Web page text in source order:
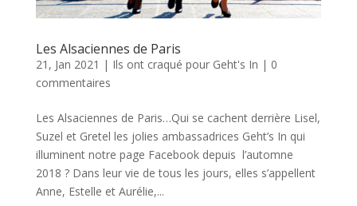
Les Alsaciennes de Paris
21, Jan 2021 | Ils ont craqué pour Geht's In | 0
commentaires
Les Alsaciennes de Paris…Qui se cachent derrière Lisel,
Suzel et Gretel les jolies ambassadrices Geht’s In qui
illuminent notre page Facebook depuis l’automne
2018 ? Dans leur vie de tous les jours, elles s’appellent
Anne, Estelle et Aurélie,...